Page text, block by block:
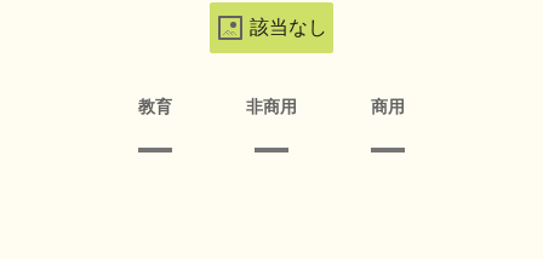
該当なし
教育 非商用 商用